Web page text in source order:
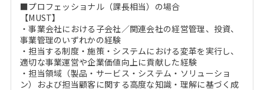
■プロフェッショナル（課長相当）の場合
【MUST】
・事業会社における子会社／関連会社の経営管理、投資、
事業管理のいずれかの経験
・担当する制度・施策・システムにおける変革を実行し、
適切な事業運営や企業価値向上に貢献した経験
・担当領域（製品・サービス・システム・ソリューショ
ン）および担当顧客に関する高度な知識・理解に基づく成